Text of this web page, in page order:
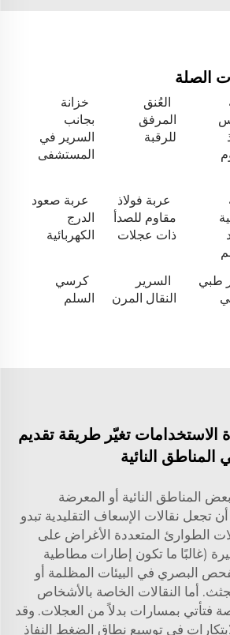
الصلة
العُنق
المرفق
للرقبة
خزانة
بجانب
السرير في
المستشفى
عربة فولاذ
مقاوم للصدأ
ذات عجلات
عربة صعود
الدرج
الكهربائية
طبي
السرير
النقال المرن
كرسي
السلم
الاستخدامات تغيّر طريقة تقديم
المناطق النائية
المناطق النائية أو المعرضة
تجعل نقالات الإسعاف التقليدية تبدو
الطوارئ المتعددة الأغراض على
(غالبًا ما تكون إطارات مطاطية
البصري في البيئات المظلمة أو
أما النقالات الخاصة بالأشخاص
فتأتي بمسارات بدلاً من العجلات. وقد
في توسيع نطاق الضغط النفاذ